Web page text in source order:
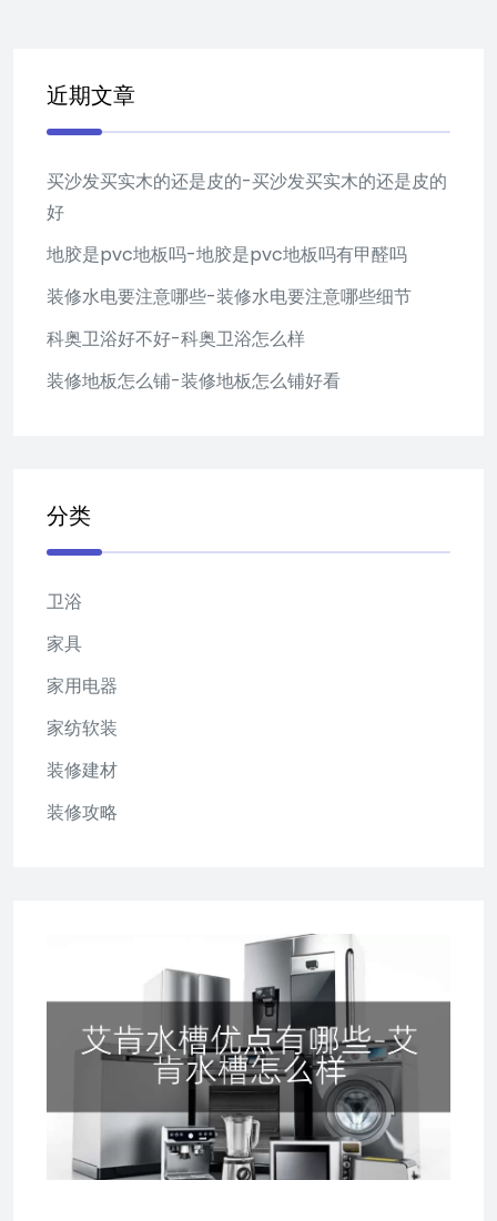
近期文章
买沙发买实木的还是皮的-买沙发买实木的还是皮的
好
地胶是pvc地板吗-地胶是pvc地板吗有甲醛吗
装修水电要注意哪些-装修水电要注意哪些细节
科奥卫浴好不好-科奥卫浴怎么样
装修地板怎么铺-装修地板怎么铺好看
分类
卫浴
家具
家用电器
家纺软装
装修建材
装修攻略